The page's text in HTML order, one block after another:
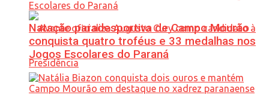
Natação paradesportiva de Campo Mourão
conquista quatro troféus e 33 medalhas nos
Jogos Escolares do Paraná